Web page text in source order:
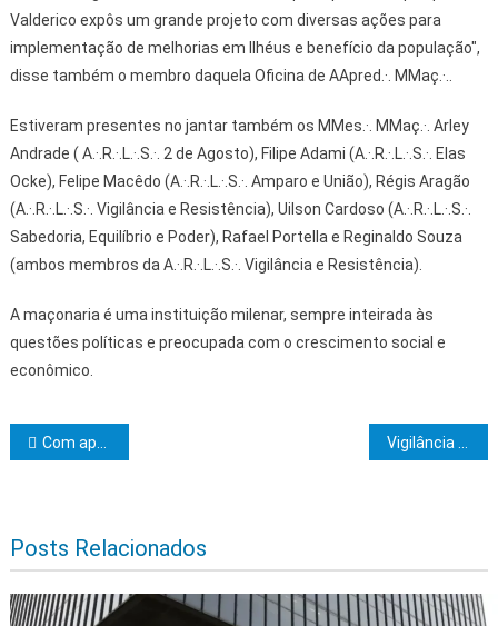
Valderico expôs um grande projeto com diversas ações para
implementação de melhorias em Ilhéus e benefício da população",
disse também o membro daquela Oficina de AApred.·. MMaç.·..
Estiveram presentes no jantar também os MMes.·. MMaç.·. Arley
Andrade ( A.·.R.·.L.·.S.·. 2 de Agosto), Filipe Adami (A.·.R.·.L.·.S.·. Elas
Ocke), Felipe Macêdo (A.·.R.·.L.·.S.·. Amparo e União), Régis Aragão
(A.·.R.·.L.·.S.·. Vigilância e Resistência), Uilson Cardoso (A.·.R.·.L.·.S.·.
Sabedoria, Equilíbrio e Poder), Rafael Portella e Reginaldo Souza
(ambos membros da A.·.R.·.L.·.S.·. Vigilância e Resistência).
A maçonaria é uma instituição milenar, sempre inteirada às
questões políticas e preocupada com o crescimento social e
econômico.
Navegação de Post
Com apoio do Governo do Estado, festival valoriza manifestações culturais e saberes tradicionais de comunidades quilombolas
Posts Relacionados